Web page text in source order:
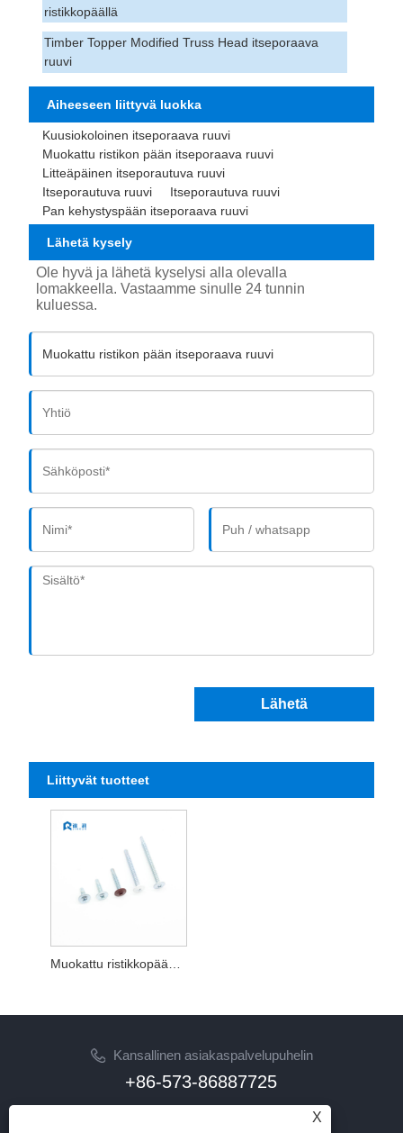
ristikkopäällä
Timber Topper Modified Truss Head itseporaava
ruuvi
Aiheeseen liittyvä luokka
Kuusiokoloinen itseporaava ruuvi
Muokattu ristikon pään itseporaava ruuvi
Litteäpäinen itseporautuva ruuvi
Itseporautuva ruuvi
Itseporautuva ruuvi
Pan kehystyspään itseporaava ruuvi
Lähetä kysely
Ole hyvä ja lähetä kyselysi alla olevalla
lomakkeella. Vastaamme sinulle 24 tunnin
kuluessa.
Lähetä
Liittyvät tuotteet
Muokattu ristikkopään itseporaava ruuvipään maali
Kansallinen asiakaspalvelupuhelin
+86-573-86887725
X